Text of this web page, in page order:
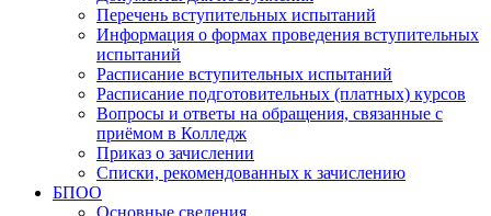
Перечень вступительных испытаний
Информация о формах проведения вступительных
испытаний
Расписание вступительных испытаний
Расписание подготовительных (платных) курсов
Вопросы и ответы на обращения, связанные с
приёмом в Колледж
Приказ о зачислении
Списки, рекомендованных к зачислению
БПОО
Основные сведения